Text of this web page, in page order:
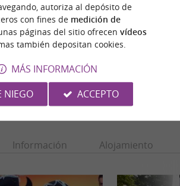
EL PROPIETARIO
TOME EL CONTROL
ARCHIVO Y MODIFÍQUELO
SUS DESEOS...
ALREDEDOR
Información Alojamiento
autoriza al depósito de
con fines de medición de
páginas del sitio ofrecen vídeos
también depositan cookies.
MÁS INFORMACIÓN
NIEGO
ACCEPTO